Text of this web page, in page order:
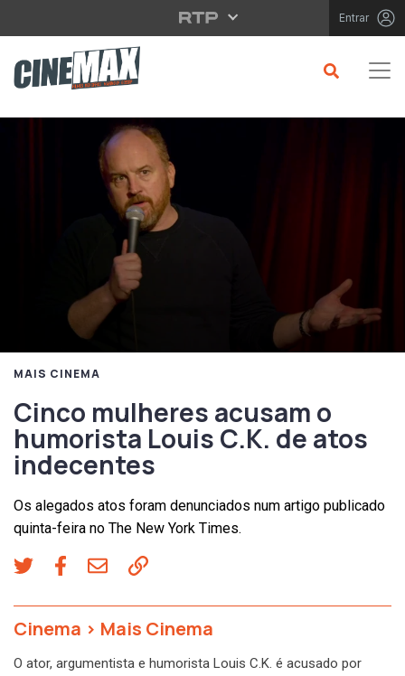
Saltar para o conteúdo principal Entrar
MAIS CINEMA
Cinco mulheres acusam o
humorista Louis C.K. de atos
indecentes
Os alegados atos foram denunciados num artigo publicado
quinta-feira no The New York Times.
Cinema > Mais Cinema
O ator, argumentista e humorista Louis C.K. é acusado por